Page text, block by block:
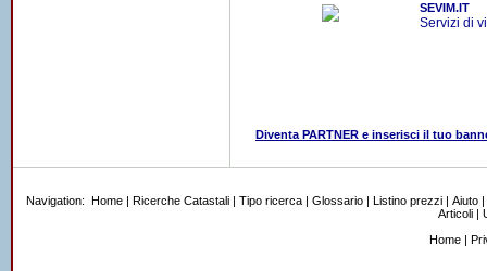
SEVIM.IT
Servizi di
Diventa PARTNER e inserisci il tuo
Navigation: Home| Ricerche Catastali| Tipo ricerca| Glossario| Listino prezzi| Aiuto|
Articoli |
Home|